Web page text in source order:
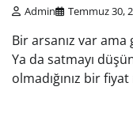
Admin Temmuz 30,
Bir arsanız var
Ya da satmayı
olmadığınız bir